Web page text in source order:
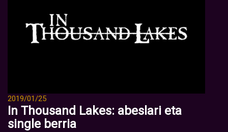
2019/01/25
In Thousand Lakes: abeslari eta
single berria